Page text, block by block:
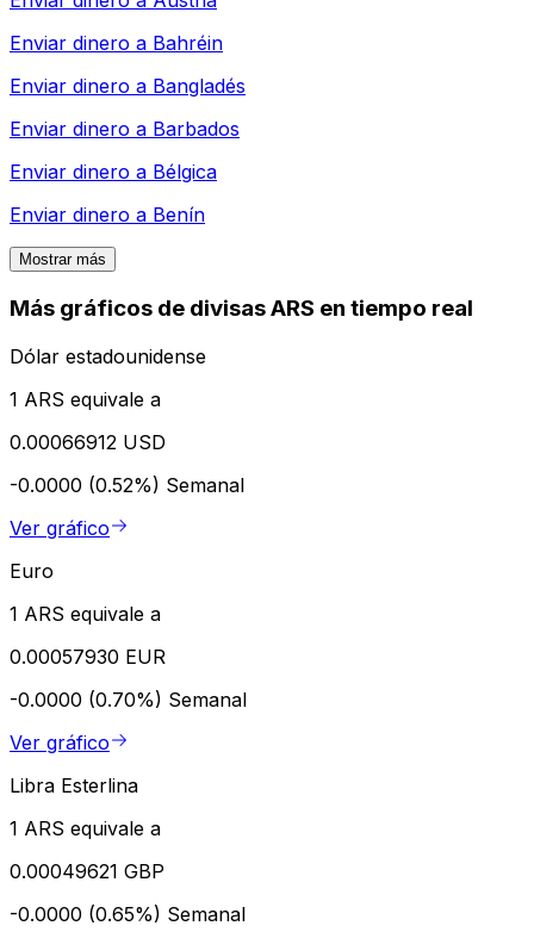
Enviar dinero a Bahréin
Enviar dinero a Bangladés
Enviar dinero a Barbados
Enviar dinero a Bélgica
Enviar dinero a Benín
Mostrar más
Más gráficos de divisas ARS en tiempo real
Dólar estadounidense
1 ARS equivale a
0.00066912 USD
-0.0000 (0.52%) Semanal
Ver gráfico
Euro
1 ARS equivale a
0.00057930 EUR
-0.0000 (0.70%) Semanal
Ver gráfico
Libra Esterlina
1 ARS equivale a
0.00049621 GBP
-0.0000 (0.65%) Semanal